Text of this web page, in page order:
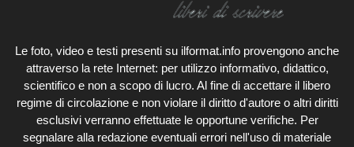
Le foto, video e testi presenti su ilformat.info provengono anche
attraverso la rete Internet: per utilizzo informativo, didattico,
scientifico e non a scopo di lucro. Al fine di accettare il libero
regime di circolazione e non violare il diritto d'autore o altri diritti
esclusivi verranno effettuate le opportune verifiche. Per
segnalare alla redazione eventuali errori nell'uso di materiale